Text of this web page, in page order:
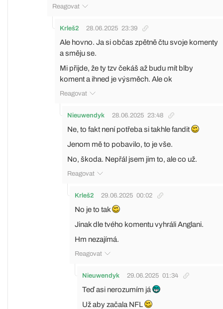
Reagovat
Krleš2 28.06.2025 23:39
Ale hovno. Ja si občas zpětně čtu svoje komenty
a směju se.
Mi přijde, že ty tzv čekáš až budu mít blby
koment a ihned je výsměch. Ale ok
Reagovat
Nieuwendyk 28.06.2025 23:48
Ne, to fakt není potřeba si takhle fandit
Jenom mě to pobavilo, to je vše.
No, škoda. Nepřál jsem jim to, ale co už.
Reagovat
Krleš2 29.06.2025 00:02
No je to tak
Jinak dle tvého komentu vyhráli Anglani.
Hm nezajímá.
Reagovat
Nieuwendyk 29.06.2025 01:34
Teď asi nerozumím já
Už aby začala NFL